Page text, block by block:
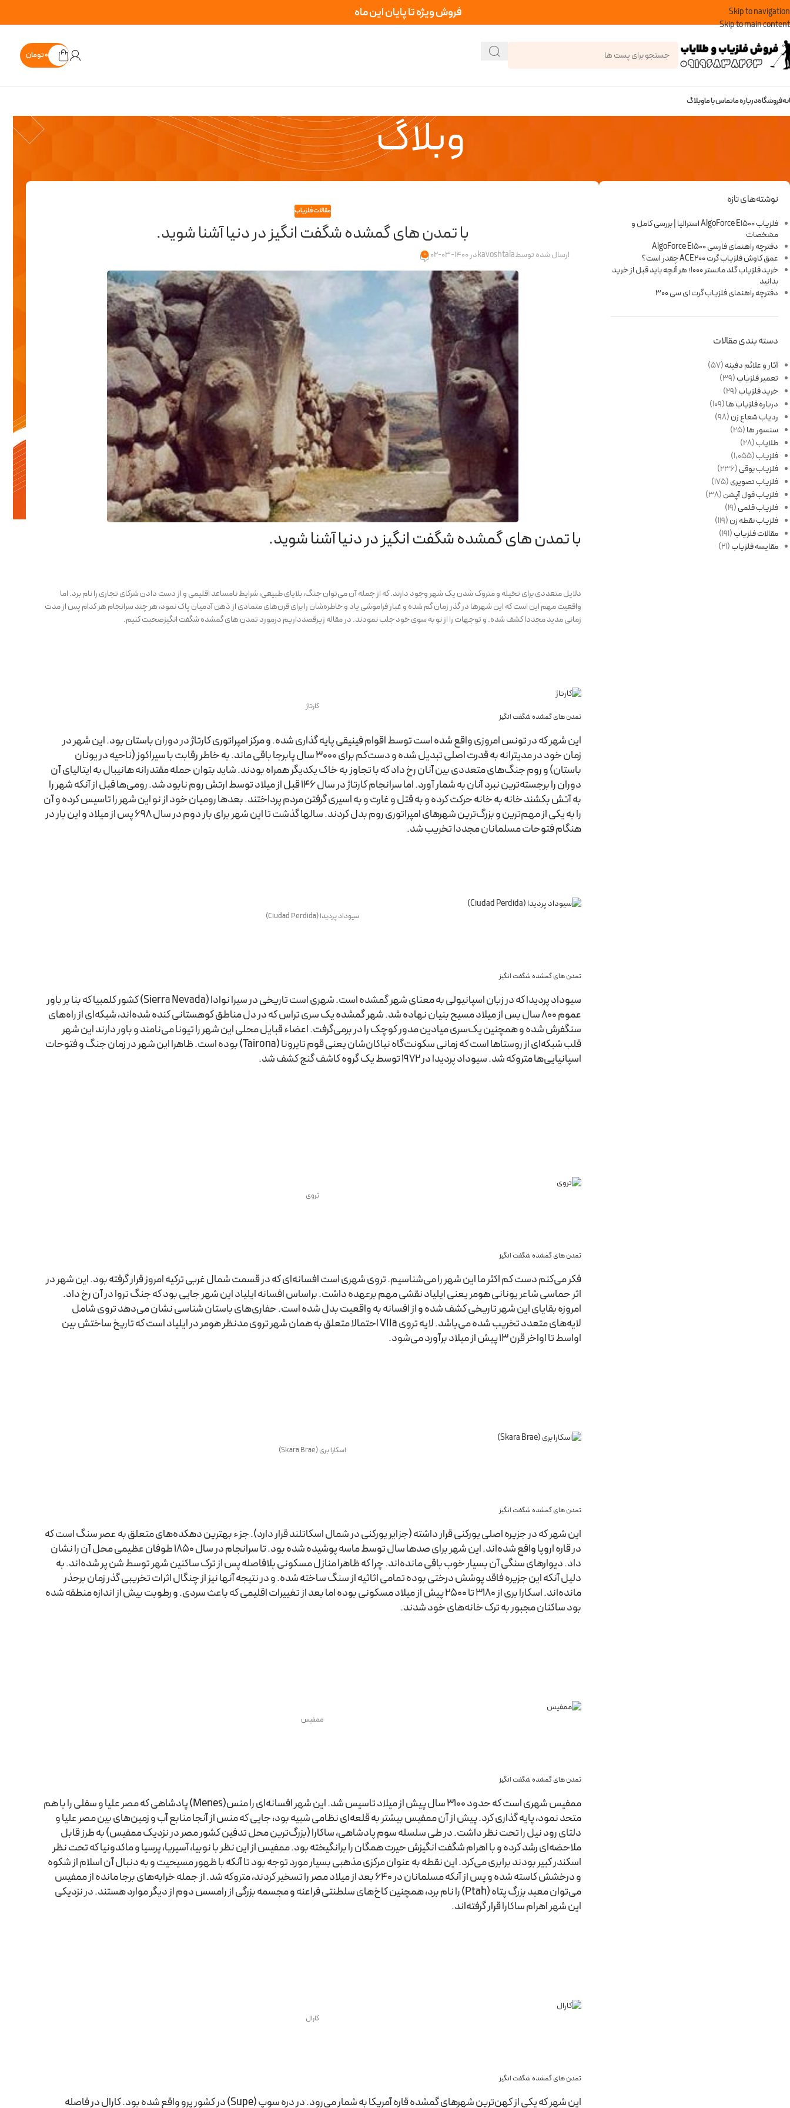
Skip to navigation
Skip to main content
فروش ویژه تا پایان این ماه
۰تومان
فروشگاهدرباره ماتماس با ماوبلاگ
وبلاگ
نوشته‌های تازه
فلزیاب AlgoForce E1500 استرالیا | بررسی کامل و
مشخصات
دفترچه راهنمای فارسی AlgoForce E1500
عمق کاوش فلزیاب گرت ACE200 چقدر است؟
خرید فلزیاب گلد مانستر 1000؛ هر آنچه باید قبل از خرید
بدانید
دفترچه راهنمای فلزیاب گرت ای سی 300
دسته بندی مقالات
آثار و علائم دفینه(57)
تعمیر فلزیاب(39)
خرید فلزیاب(29)
درباره فلزیاب ها(109)
ردیاب شعاع زن(98)
سنسور ها(25)
طلایاب(28)
فلزیاب(1,055)
فلزیاب بوقی(236)
فلزیاب تصویری(175)
فلزیاب فول آپشن(38)
فلزیاب قلمی(19)
فلزیاب نقطه زن(119)
مقالات فلزیاب(191)
مقایسه فلزیاب(21)
مقالات فلزیاب
با تمدن های گمشده شگفت انگیز در دنیا آشنا شوید.
ارسال شده توسطkavoshtalaدر 1400-03-02 0
با تمدن های گمشده شگفت انگیز در دنیا آشنا شوید.
دلایل متعددی برای تخیله و متروک شدن یک شهر وجود دارند. که از جمله آن می‌توان جنگ، بلایای طبیعی، شرایط نامساعد اقلیمی و از دست دادن شرکای تجاری را نام برد. اما
واقعیت مهم این است که این شهرها در گذر زمان گم شده و غبار فراموشی یاد و خاطره‌شان را برای قرن‌های متمادی از ذهن آدمیان پاک نمود، هر چند سرانجام هر کدام پس از مدت
زمانی مدید مجددا کشف شده. و توجهات را از نو به سوی خود جلب نمودند. در مقاله زیرقصدداریم درمورد تمدن های گمشده شگفت انگیزصحبت کنیم.
کارتاژ
تمدن های گمشده شگفت انگیز
این شهر که در تونس امروزی واقع شده است توسط اقوام فینیقی پایه گذاری شده. و مرکز امپراتوری کارتاژ در دوران باستان بود. این شهر در
زمان خود در مدیترانه به قدرت اصلی تبدیل شده و دست‌کم برای 3000 سال پابرجا باقی ماند. به خاطر رقابت با سیراکوز (ناحیه در یونان
باستان) و روم جنگ‌های متعددی بین آنان رخ داد که با تجاوز به خاک یکدیگر همراه بودند. شاید بتوان حمله مقتدرانه هانیبال به ایتالیای آن
دوران را برجسته‌ترین نبرد آنان به شمار آورد. اما سرانجام کارتاژ در سال 146 قبل از میلاد توسط ارتش روم نابود شد. رومی‌ها قبل از آنکه شهر را
به آتش بکشند خانه به خانه حرکت کرده و به قتل و غارت و به اسیری گرفتن مردم پرداختند. بعدها رومیان خود از نو این شهر را تاسیس کرده و آن
را به یکی از مهم‌ترین و بزرگ‌ترین شهرهای امپراتوری روم بدل کردند. سالها گذشت تا این شهر برای بار دوم در سال 698 پس از میلاد و این بار در
هنگام فتوحات مسلمانان مجددا تخریب شد.
سیوداد پردیدا (Ciudad Perdida)
تمدن های گمشده شگفت انگیز
سیوداد پردیدا که در زبان اسپانیولی به معنای شهر گمشده است. شهری است تاریخی در سیرا نوادا (Sierra Nevada) کشور کلمبیا که بنا بر باور
عموم 800 سال بس از میلاد مسیح بنیان نهاده شد. شهر گمشده یک سری تراس که در دل مناطق کوهستانی کنده شده‌اند، شبکه‌ای از راه‌های
سنگفرش شده و همچنین یک‌سری میادین مدور کوچک را در برمی‌گرفت. اعضاء قبایل محلی این شهر را تیونا می‌نامند و باور دارند این شهر
قلب شبکه‌ای از روستاها است که زمانی سکونت‌گاه نیاکان‌شان یعنی قوم تایرونا (Tairona) بوده است. ظاهرا این شهر در زمان جنگ و فتوحات
اسپانیایی‌ها متروکه شد. سیوداد پردیدا در 1972 توسط یک گروه کاشف گنج کشف شد.
تروی
تمدن های گمشده شگفت انگیز
فکر می‌کنم دست کم اکثر ما این شهر را می‌شناسیم. تروی شهری است افسانه‌ای که در قسمت شمال غربی ترکیه امروز قرار گرفته بود. این شهر در
اثر حماسی شاعر یونانی هومر یعنی ایلیاد نقشی مهم برعهده داشت. براساس افسانه ایلیاد این شهر جایی بود که جنگ تروا در آن رخ داد.
امروزه بقایای این شهر تاریخی کشف شده و از افسانه به واقعیت بدل شده است. حفاری‌های باستان شناسی نشان می‌دهد تروی شامل
لایه‌های متعدد تخریب شده می‌باشد. لایه تروی VIIa احتمالا متعلق به همان شهر تروی مدنظر هومر در ایلیاد است که تاریخ ساختش بین
اواسط تا اواخر قرن 13 پیش از میلاد برآورد می‌شود.
اسکارا بری (Skara Brae)
تمدن های گمشده شگفت انگیز
این شهر که در جزیره اصلی یورکنی قرار داشته (جزایر یورکنی در شمال اسکاتلند قرار دارد). جزء بهترین دهکده‌های متعلق به عصر سنگ است که
در قاره اروپا واقع شده‌اند. این شهر برای صدها سال توسط ماسه پوشیده شده بود. تا سرانجام در سال 1850 طوفان عظیمی محل آن را نشان
داد. دیوارهای سنگی آن بسیار خوب باقی مانده‌اند. چرا که ظاهرا منازل مسکونی بلافاصله پس از ترک ساکنین شهر توسط شن پر شده‌اند. به
دلیل آنکه این جزیره فاقد پوشش درختی بوده تمامی اثاثیه از سنگ ساخته شده. و در نتیجه آنها نیز از چنگال اثرات تخریبی گذر زمان برحذر
مانده‌اند. اسکارا بری از 3180 تا 2500 پیش از میلاد مسکونی بوده اما بعد از تغییرات اقلیمی که باعث سردی. و رطوبت بیش از اندازه منطقه شده
بود ساکنان مجبور به ترک خانه‌های خود شدند.
ممفیس
تمدن های گمشده شگفت انگیز
ممفیس شهری است که حدود 3100 سال پیش از میلاد تاسیس شد. این شهر افسانه‌ای را منس(Menes) پادشاهی که مصر علیا و سفلی را با هم
متحد نمود، پایه گذاری کرد. پیش از آن ممفیس بیشتر به قلعه‌ای نظامی شبیه بود، جایی که منس از آنجا منابع آب و زمین‌های بین مصر علیا و
دلتای رود نیل را تحت نظر داشت. در طی سلسله سوم پادشاهی، ساکارا (بزرگ‌ترین محل تدفین کشور مصر در نزدیک ممفیس) به طرز قابل
ملاحضه‌ای رشد کرده و با اهرام شگفت انگیزش حیرت همگان را برانگیخته بود. ممفیس از این نظر با نوبیا، آسیریا، پرسیا و ماکدونیا که تحت نظر
اسکندر کبیر بودند برابری می‌کرد. این نقطه به عنوان مرکزی مذهبی بسیار مورد توجه بود تا آنکه با ظهور مسیحیت و به دنبال آن اسلام از شکوه
و درخشش کاسته شده و پس از آنکه مسلمانان در 640 بعد از میلاد مصر را تسخیر کردند، متروکه شد. از جمله خرابه‌های برجا مانده از ممفیس
می‌توان معبد بزرگ پتاه (Ptah) را نام برد، همچنین کاخ‌های سلطنتی فراعنه و مجسمه بزرگی از رامسس دوم از دیگر موارد هستند. در نزدیکی
این شهر اهرام ساکارا قرار گرفته‌اند.
کارال
تمدن های گمشده شگفت انگیز
این شهر که یکی از کهن‌ترین شهرهای گمشده قاره آمریکا به شمار می‌رود. در دره سوپ (Supe) در کشور پرو واقع شده بود. کارال در فاصله